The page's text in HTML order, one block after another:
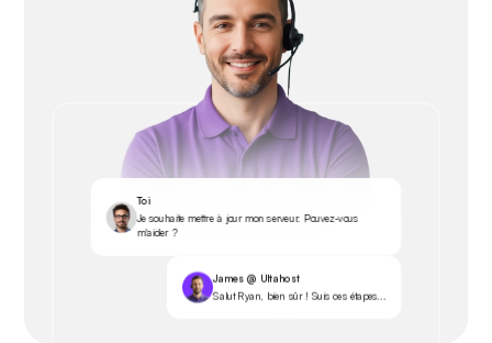
Toi
Je souhaite mettre à jour mon serveur. Pouvez-vous
m'aider ?
James @ Ultahost
Salut Ryan, bien sûr ! Suis ces étapes...